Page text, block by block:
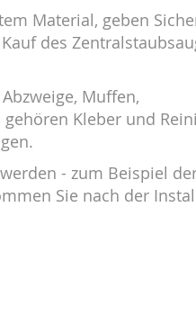
Material, geben
des
Muffen,
Kleber und
- zum Beispiel
Sie nach der